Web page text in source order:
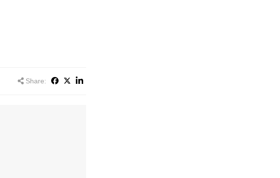
Share: